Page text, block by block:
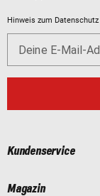
Hinweis zum Datenschutz
Deine E-Mail-
Kundenservice
Magazin